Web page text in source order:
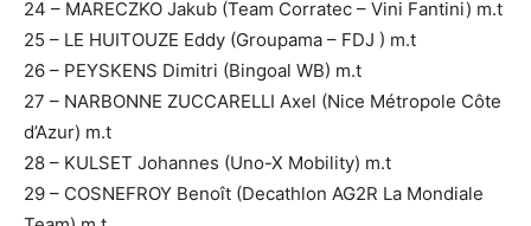
24 – MARECZKO Jakub (Team Corratec – Vini Fantini) m.t
25 – LE HUITOUZE Eddy (Groupama – FDJ ) m.t
26 – PEYSKENS Dimitri (Bingoal WB) m.t
27 – NARBONNE ZUCCARELLI Axel (Nice Métropole Côte
d’Azur) m.t
28 – KULSET Johannes (Uno-X Mobility) m.t
29 – COSNEFROY Benoît (Decathlon AG2R La Mondiale